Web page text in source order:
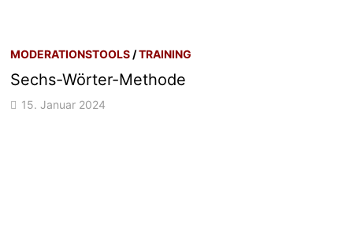
MODERATIONSTOOLS /TRAINING
Sechs-Wörter-Methode
15. Januar 2024